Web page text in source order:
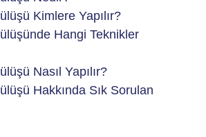
Kimlere Yapılır?
Hangi Teknikler
Nasıl Yapılır?
Hakkında Sık Sorulan